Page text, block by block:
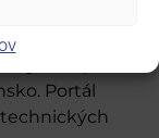
Portál